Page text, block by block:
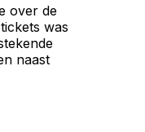
over de
was
naast